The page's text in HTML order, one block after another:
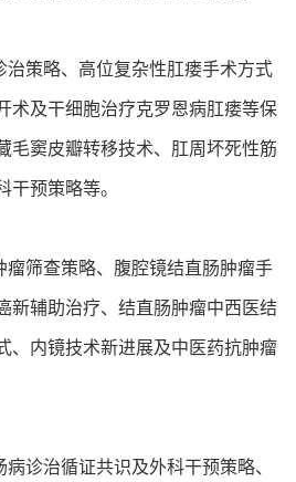
治策略、高位复杂性肛瘘手术方式
术及干细胞治疗克罗恩病肛瘘等保
毛窦皮瓣转移技术、肛周坏死性筋
干预策略等。
瘤筛查策略、腹腔镜结直肠肿瘤手
新辅助治疗、结直肠肿瘤中西医结
、内镜技术新进展及中医药抗肿瘤
诊治循证共识及外科干预策略、